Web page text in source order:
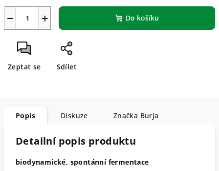
+
− Do košíku
Zeptat se Sdílet
Popis Diskuze Značka Burja
Detailní popis produktu
biodynamické, spontánní fermentace